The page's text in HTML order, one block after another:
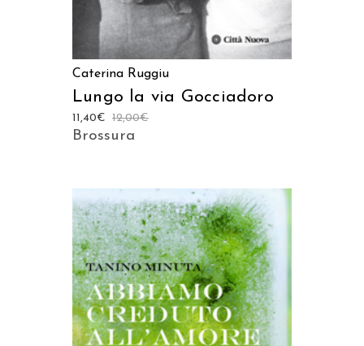
Caterina Ruggiu
Lungo la via Gocciadoro
12,00€
11,40€
Brossura